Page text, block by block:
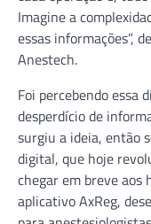
Imagine a
essas informações”,
Anestech.
Foi percebendo essa
desperdício de
surgiu a ideia, então
digital, que hoje
chegar em breve aos
aplicativo AxReg,